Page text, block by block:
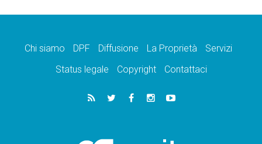
Chi siamo DPF Diffusione La Proprietà
Servizi
Status legale
Copyright Contattaci